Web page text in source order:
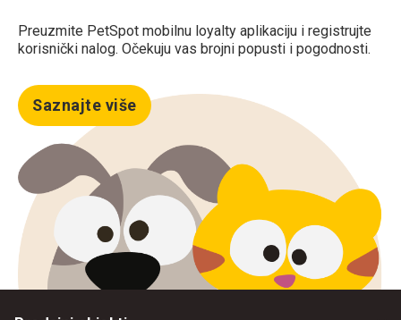
Preuzmite PetSpot mobilnu loyalty aplikaciju i registrujte
korisnički nalog. Očekuju vas brojni popusti i pogodnosti.
Saznajte više